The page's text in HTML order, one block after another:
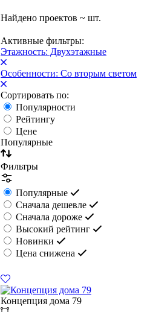
Найдено проектов ~ шт.
Активные фильтры:
Этажность: Двухэтажные
Особенности: Со вторым светом
Сортировать по:
Популярности
Рейтингу
Цене
Популярные
Фильтры
Популярные
Сначала дешевле
Сначала дороже
Высокий рейтинг
Новинки
Цена снижена
Концепция дома 79